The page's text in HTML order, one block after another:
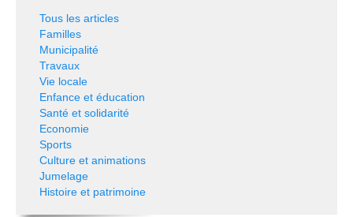
Tous les articles
Familles
Municipalité
Travaux
Vie locale
Enfance et éducation
Santé et solidarité
Economie
Sports
Culture et animations
Jumelage
Histoire et patrimoine